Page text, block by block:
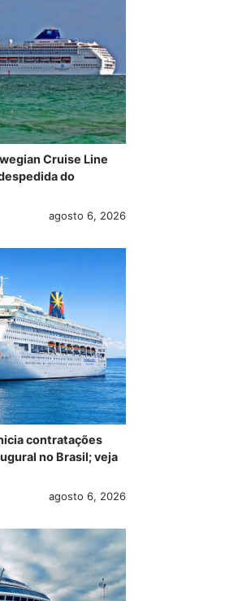
Cruise Line
do
agosto 6, 2026
contratações
no Brasil; veja
agosto 6, 2026